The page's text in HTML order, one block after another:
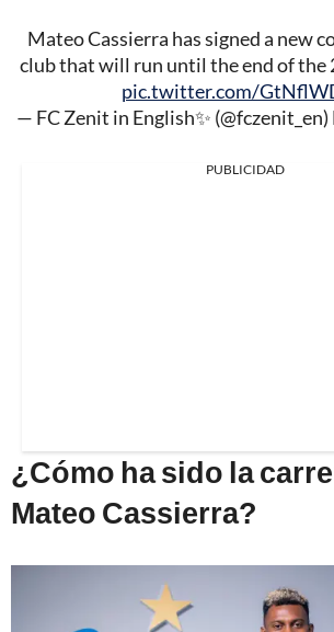
Mateo Cassierra has signed a new
club that will run until the end of the
pic.twitter.com/
— FC Zenit in English✨ (@fczenit_en)
PUBLICIDAD
¿Cómo ha sido la
Mateo Cassierra?